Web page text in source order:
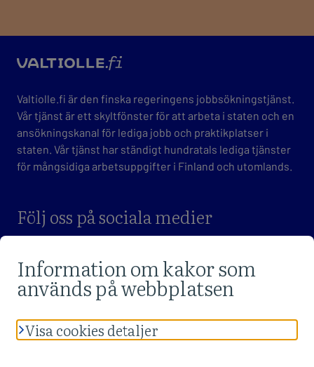
valtio
Valtiolle.fi är den finska regeringens jobbsökningstjänst.
Vår tjänst är ett skyltfönster för att arbeta i staten och en
ansökningskanal för lediga jobb och praktikplatser i
staten. Vår tjänst har ständigt hundratals lediga tjänster
för mångsidiga arbetsuppgifter i Finland och utomlands.
Följ oss på sociala medier
Se tjänstensdataskyddsbeskrivningarnaoch